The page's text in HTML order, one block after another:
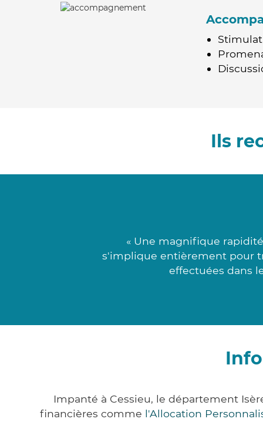
Ils
« Une magnifique
s'implique entièrement pour
effectuées dans
Impanté à Cessieu, le département
financières comme l'Allocation